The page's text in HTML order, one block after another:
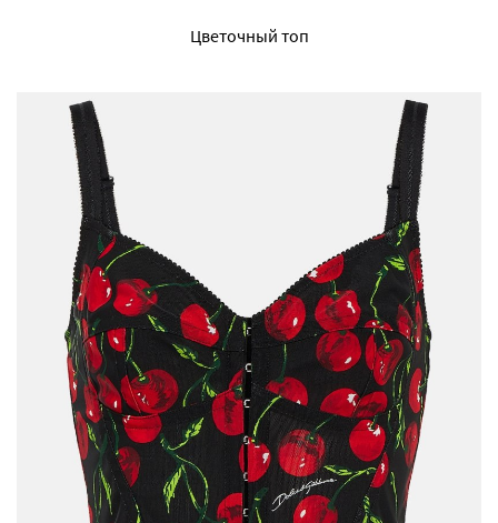
Цветочный топ